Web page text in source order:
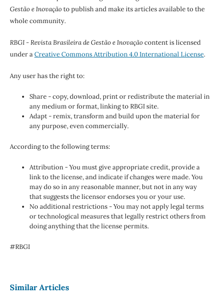
Gestão e Inovaçãoto publish and make its articles available to the
whole community.
RBGI - Revista Brasileira de Gestão e Inovaçãocontent is licensed
under aCreative Commons Attribution 4.0 International License.
Any user has the right to:
Share - copy, download, print or redistribute the material in
any medium or format, linking to RBGI site.
Adapt - remix, transform and build upon the material for
any purpose, even commercially.
According to the following terms:
Attribution - You must give appropriate credit, provide a
link to the license, and indicate if changes were made. You
may do so in any reasonable manner, but not in any way
that suggests the licensor endorses you or your use.
No additional restrictions - You may not apply legal terms
or technological measures that legally restrict others from
doing anything that the license permits.
#RBGI
Similar Articles